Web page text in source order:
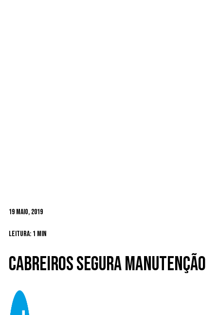
19 Maio, 2019
Leitura: 1 min
Cabreiros segura manutenção